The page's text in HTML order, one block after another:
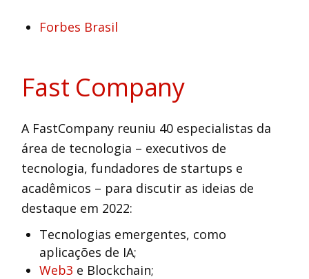
Forbes Brasil
Fast Company
A FastCompany reuniu 40 especialistas da
área de tecnologia – executivos de
tecnologia, fundadores de startups e
acadêmicos – para discutir as ideias de
destaque em 2022:
Tecnologias emergentes, como
aplicações de IA;
Web3 e Blockchain;